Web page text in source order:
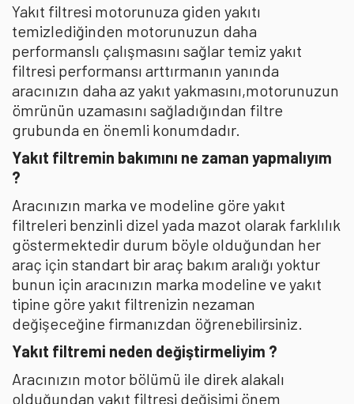
Yakıt filtresi motorunuza giden yakıtı
temizlediğinden motorunuzun daha
performanslı çalışmasını sağlar temiz yakıt
filtresi performansı arttırmanın yanında
aracınızın daha az yakıt yakmasını,motorunuzun
ömrünün uzamasını sağladığından filtre
grubunda en önemli konumdadır.
Yakıt filtremin bakımını ne zaman yapmalıyım
?
Aracınızın marka ve modeline göre yakıt
filtreleri benzinli dizel yada mazot olarak farklılık
göstermektedir durum böyle olduğundan her
araç için standart bir araç bakım aralığı yoktur
bunun için aracınızın marka modeline ve yakıt
tipine göre yakıt filtrenizin nezaman
değişeceğine firmanızdan öğrenebilirsiniz.
Yakıt filtremi neden değiştirmeliyim ?
Aracınızın motor bölümü ile direk alakalı
olduğundan yakıt filtresi değişimi önem